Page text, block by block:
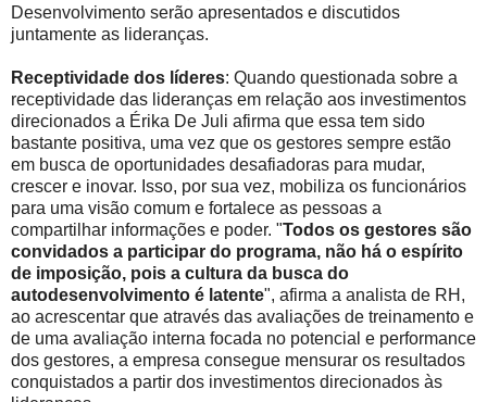
Desenvolvimento serão apresentados e discutidos
juntamente as lideranças.
Receptividade dos líderes: Quando questionada sobre a
receptividade das lideranças em relação aos investimentos
direcionados a Érika De Juli afirma que essa tem sido
bastante positiva, uma vez que os gestores sempre estão
em busca de oportunidades desafiadoras para mudar,
crescer e inovar. Isso, por sua vez, mobiliza os funcionários
para uma visão comum e fortalece as pessoas a
compartilhar informações e poder. "Todos os gestores são
convidados a participar do programa, não há o espírito
de imposição, pois a cultura da busca do
autodesenvolvimento é latente", afirma a analista de RH,
ao acrescentar que através das avaliações de treinamento e
de uma avaliação interna focada no potencial e performance
dos gestores, a empresa consegue mensurar os resultados
conquistados a partir dos investimentos direcionados às